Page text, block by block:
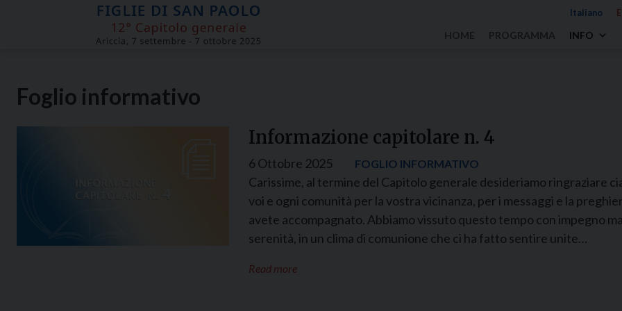
Italiano
HOME PROGRAMMA INFO
Foglio informativo
Informazione capitolare n. 4
6 Ottobre 2025 FOGLIO INFORMATIVO
Carissime, al termine del Capitolo generale desideriamo ringraziare
voi e ogni comunità per la vostra vicinanza, per i messaggi e la
avete accompagnato. Abbiamo vissuto questo tempo con impegno
serenità, in un clima di comunione che ci ha fatto sentire unite…
Read more